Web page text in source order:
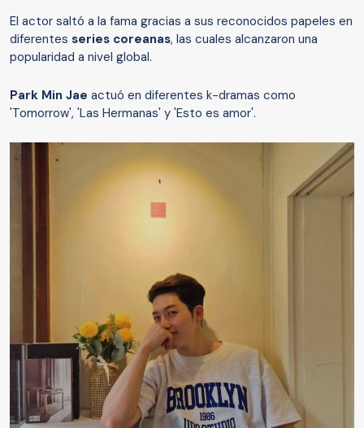
El actor saltó a la fama gracias a sus reconocidos papeles en
diferentes series coreanas, las cuales alcanzaron una
popularidad a nivel global.
Park Min Jae actuó en diferentes k-dramas como
'Tomorrow', 'Las Hermanas' y 'Esto es amor'.